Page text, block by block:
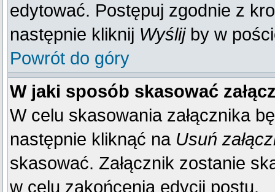
edytować. Postępuj zgodnie z
następnie kliknij Wyślijby w
Powrót do góry
W jaki sposób skasować
W celu skasowania załącznika
następnie kliknąć na Usuń
skasować. Załącznik zostanie
w celu zakońcenia edycji postu.